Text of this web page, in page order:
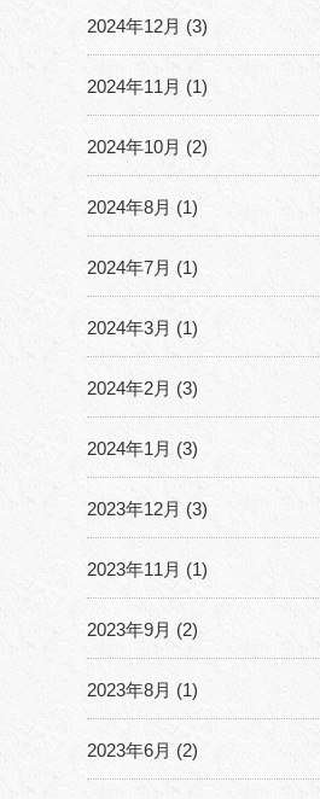
2024年12月 (3)
2024年11月 (1)
2024年10月 (2)
2024年8月 (1)
2024年7月 (1)
2024年3月 (1)
2024年2月 (3)
2024年1月 (3)
2023年12月 (3)
2023年11月 (1)
2023年9月 (2)
2023年8月 (1)
2023年6月 (2)